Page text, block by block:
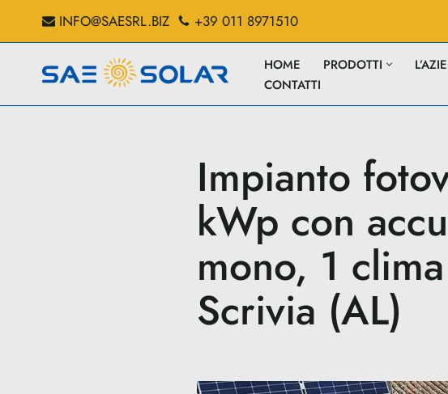
Vai
contenuto
INFO@SAESRL.BIZ +39 011 8971510
HOME PRODOTTI
CONTATTI
Impianto
kWp con
mono, 1
Scrivia (AL)